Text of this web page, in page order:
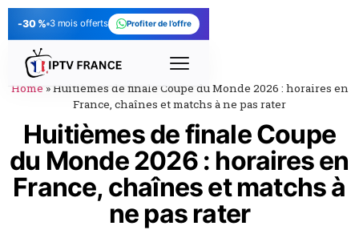
-30 % 3 mois offerts Profiter de l’offre
Home »Huitièmes de finale Coupe du Monde 2026 : horaires en
France, chaînes et matchs à ne pas rater
Huitièmes de finale Coupe
du Monde 2026 : horaires en
France, chaînes et matchs à
ne pas rater